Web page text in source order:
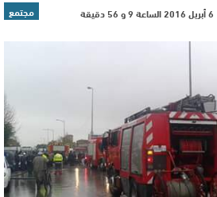
مجتمع 6 أبريل 2016 الساعة 9 و 56 دقيقة